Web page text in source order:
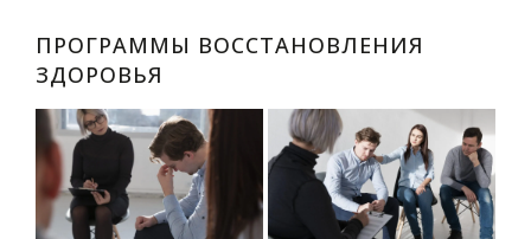
ПРОГРАММЫ ВОССТАНОВЛЕНИЯ
ЗДОРОВЬЯ